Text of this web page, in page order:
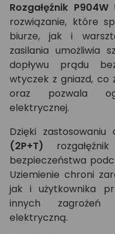
Rozgałęźnik P904W
rozwiązanie, które
biurze, jak i
zasilania umożliwia
dopływu prądu
wtyczek z gniazd, co
oraz pozwala
elektrycznej.
Dzięki
(2P+T)
bezpieczeństwa
Uziemienie chroni
jak i użytkownika
innych zagrożeń
elektryczną.